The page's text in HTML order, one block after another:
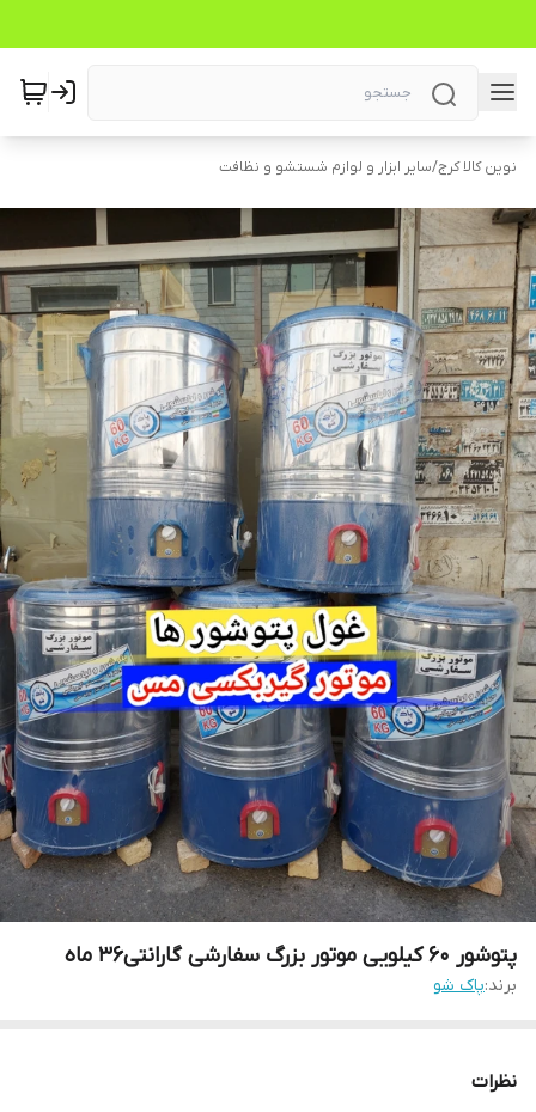
نوین کالا کرج/سایر ابزار و لوازم شستشو و نظافت
پتوشور ۶۰ کیلویی موتور بزرگ سفارشی گارانتی۳۶ ماه
برند:پاک شو
نظرات